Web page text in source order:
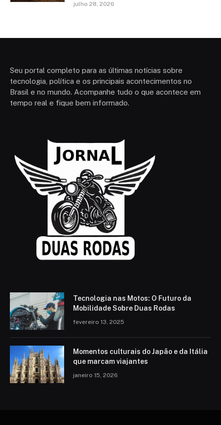
julho 28, 2026
Seu portal completo para as últimas notícias sobre
tecnologia, política e os principais acontecimentos no
Brasil e no mundo. Acompanhe tudo o que acontece em
tempo real e fique bem informado.
Tecnologia nas Motos: O Futuro da
Mobilidade Sobre Duas Rodas
fevereiro 13, 2025
Momentos culturais do Japão e da Itália
que marcam viajantes
janeiro 15, 2026